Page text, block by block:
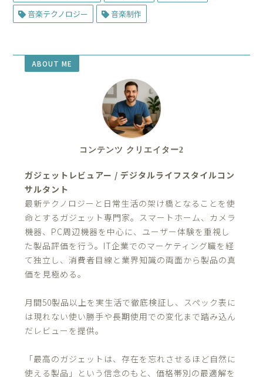
音楽テクノロジー
音楽制作
ABOUT ME
コンテンツ クリエイター2
ガジェットレビュアー / デジタルライフスタイルコン
サルタント
最新テクノロジーと日常生活の架け橋となることを使
命とするガジェット専門家。スマートホーム、カメラ
機器、PC周辺機器を中心に、ユーザー体験を重視し
た製品評価を行う。IT企業でのマーケティング職を経
て独立し、消費者目線と業界知識の両面から製品の真
価を見極める。
月間50製品以上を実生活で徹底検証し、スペック表に
は現れない使い勝手や長期使用での変化まで踏み込ん
だレビューを提供。
「最高のガジェットは、存在を忘れさせるほど自然に
使える製品」という信念のもと、価格帯別の最適解を